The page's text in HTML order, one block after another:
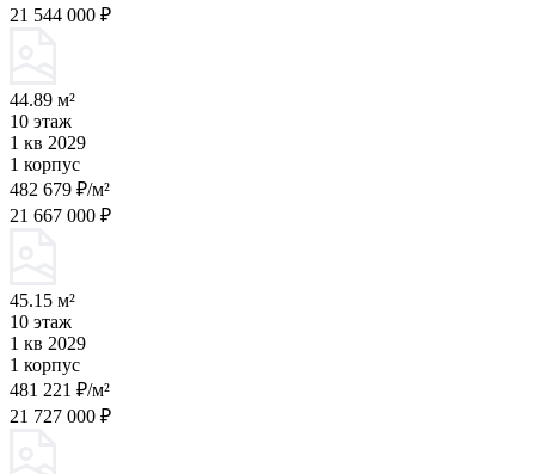
21 544 000 ₽
44.89 м²
10 этаж
1 кв 2029
1 корпус
482 679 ₽/м²
21 667 000 ₽
45.15 м²
10 этаж
1 кв 2029
1 корпус
481 221 ₽/м²
21 727 000 ₽